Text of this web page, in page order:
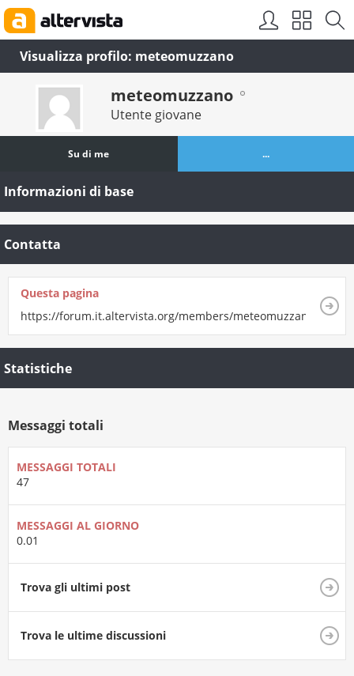
Visualizza profilo: meteomuzzano
meteomuzzano
Utente giovane
Su di me ...
Informazioni di base
Contatta
Questa pagina
https://forum.it.altervista.org/members/meteomuzzano.html
Statistiche
Messaggi totali
MESSAGGI TOTALI
47
MESSAGGI AL GIORNO
0.01
Trova gli ultimi post
Trova le ultime discussioni